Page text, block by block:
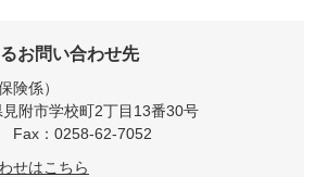
お問い合わせ先
険係
見附市学校町2丁目13番30号
Fax：0258-62-7052
せはこちら